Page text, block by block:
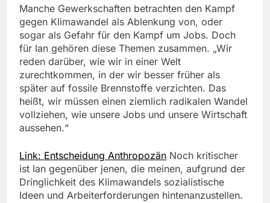
Manche Gewerkschaften betrachten den Kampf
gegen Klimawandel als Ablenkung von, oder
sogar als Gefahr für den Kampf um Jobs. Doch
für Ian gehören diese Themen zusammen. „Wir
reden darüber, wie wir in einer Welt
zurechtkommen, in der wir besser früher als
später auf fossile Brennstoffe verzichten. Das
heißt, wir müssen einen ziemlich radikalen Wandel
vollziehen, wie unsere Jobs und unsere Wirtschaft
aussehen.“
Link: Entscheidung Anthropozän Noch kritischer
ist Ian gegenüber jenen, die meinen, aufgrund der
Dringlichkeit des Klimawandels sozialistische
Ideen und Arbeiterforderungen hintenanzustellen.